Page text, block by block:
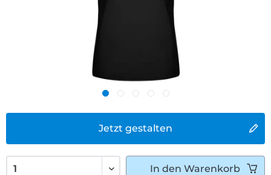
Jetzt gestalten
In den Warenkorb